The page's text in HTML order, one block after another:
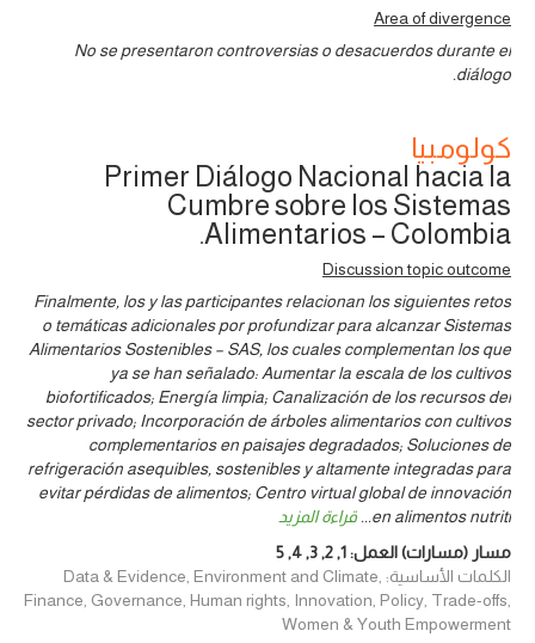
Area of divergence
No se presentaron controversias o desacuerdos durante el
diálogo.
كولومبيا
Primer Diálogo Nacional hacia la
Cumbre sobre los Sistemas
Alimentarios – Colombia.
Discussion topic outcome
Finalmente, los y las participantes relacionan los siguientes retos
o temáticas adicionales por profundizar para alcanzar Sistemas
Alimentarios Sostenibles – SAS, los cuales complementan los que
ya se han señalado: Aumentar la escala de los cultivos
biofortificados; Energía limpia; Canalización de los recursos del
sector privado; Incorporación de árboles alimentarios con cultivos
complementarios en paisajes degradados; Soluciones de
refrigeración asequibles, sostenibles y altamente integradas para
evitar pérdidas de alimentos; Centro virtual global de innovación
en alimentos nutriti
... قراءة المزيد
مسار (مسارات) العمل:1
,
2
,
3
,
4
,
5
الكلمات الأساسية: Data & Evidence, Environment and Climate,
Finance, Governance, Human rights, Innovation, Policy, Trade-offs,
Women & Youth Empowerment